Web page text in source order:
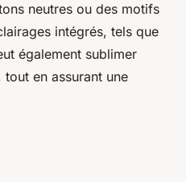
neutres ou des motifs
intégrés, tels que
également sublimer
en assurant une